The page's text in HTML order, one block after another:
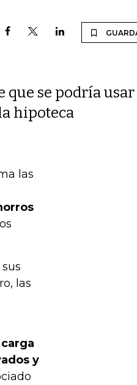
que se podría usar
hipoteca
las
las
y